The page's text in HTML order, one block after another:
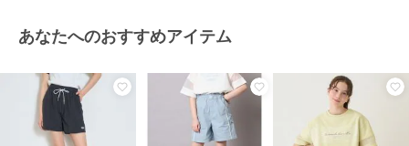
あなたへのおすすめアイテム